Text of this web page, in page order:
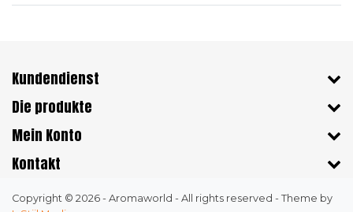
Kundendienst
Die produkte
Mein Konto
Kontakt
Copyright © 2026 - Aromaworld - All rights reserved - Theme by